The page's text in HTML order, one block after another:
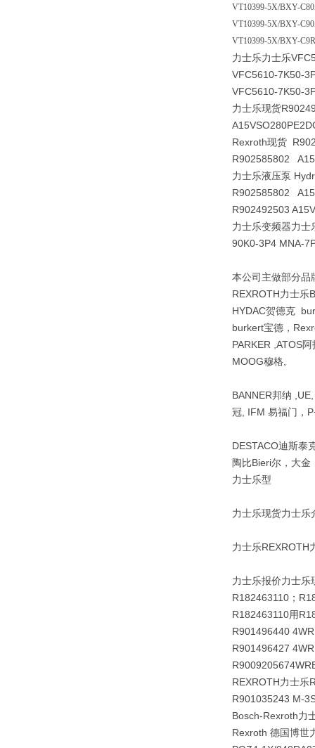
VT10399-5X/BXY-
VT10399-5X/BXY-
VT10399-5X/BXY-
力士乐力士乐
VFC5610-7K50-
VFC5610-7K50-
力士乐现货
Rexroth现货
R902585802
力士乐液压泵
R902585802
R902492503
力士乐变频器力
90K0-3P4 MNA-
本公司主做部分品
REXROTH力士乐
HYDAC贺德克
burkert宝德，
PARKER ,ATOS
MOOG穆格,
BANNER邦纳
冠, IFM 易福门，
DESTACO迪斯泰
陶比Bieri尔，大金
力士乐型
力士乐现货力士乐
力士乐REXROTH
力士乐报价力士
R182463110；
R182463110用
R901496440
R901496427
REXROTH力士
R901035243 M-
Bosch-Rexroth力
Rexroth 德国博世